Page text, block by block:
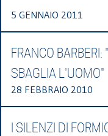
5 GENNAIO 2011
FRANCO
SBAGLIA L'UOMO"
28 FEBBRAIO 2010
I SILENZI DI